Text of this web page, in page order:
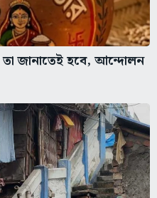
জানাতেই হবে, আন্দোলন